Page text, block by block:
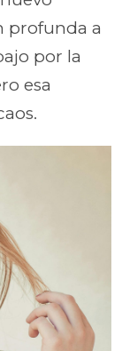
profunda a
por la
esa